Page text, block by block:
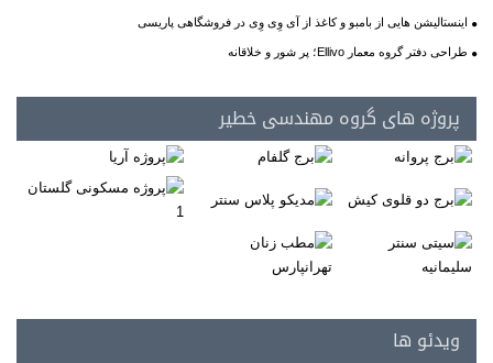
اینستالیشن هایی از بامبو و کاغذ از آی وِی وِی در فروشگاهی پاریسی
طراحی دفتر گروه معمار Ellivo؛ پر شور و خلاقانه
پروژه های گروه مهندسی خطیر
ویدئو ها